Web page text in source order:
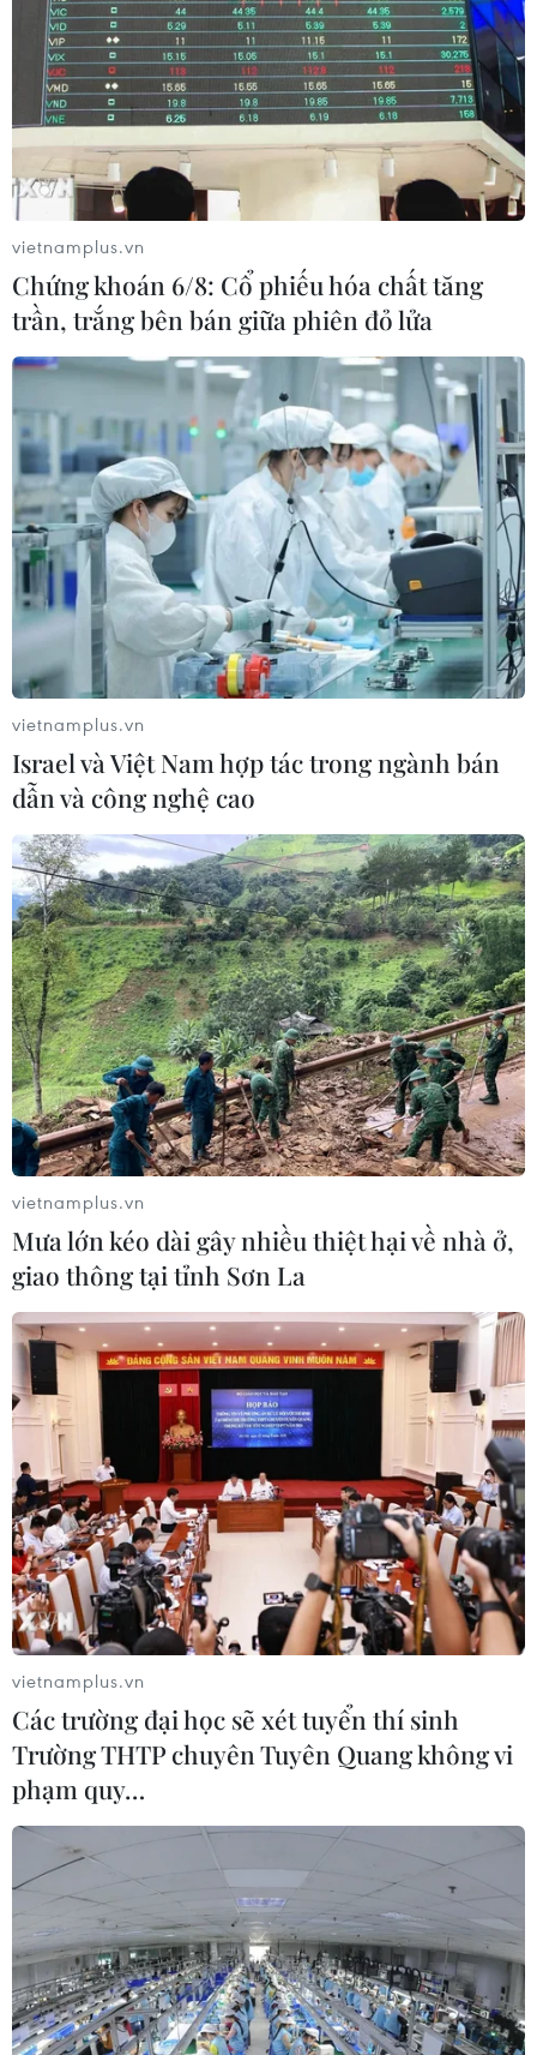
Giờ 8 mẹ con đã có cuộc sống tốt đẹp. (Nguồn: Boredpanda)
(Vietnam+)
#chó Labrador #Bác sỹ thú y
#Chó săn
#Bữa tiệc độc thân
#Tổ chức tiệc cưới Mỹ
Theo dõi VietnamPlus
TIN LIÊN QUAN
Bạn sẽ không tin nổi khi biết sự thật phía
sau bức ảnh gia đình chó
01/10/2016 23:00
Gia đình Ferdinand sống tại Hertfordshire, Anh, đã đăng
tải một bức ảnh chụp gia đình chó đang chung sống
cùng mình, gồm chó bố, chó mẹ, chó con.
Phì cười hình ảnh đáng sợ sau tấm biển
"cẩn thận chó dữ"
02/10/2016 08:02
Đôi khi, bạn nhìn thấy những ngôi nhà, hàng rào với
vietnamplus.vn
Chứng khoán 6/8: Cổ phiếu hóa chất tăng
trần, trắng bên bán giữa phiên đỏ lửa
vietnamplus.vn
Israel và Việt Nam hợp tác trong ngành bán
dẫn và công nghệ cao
vietnamplus.vn
Mưa lớn kéo dài gây nhiều thiệt hại về nhà ở,
giao thông tại tỉnh Sơn La
vietnamplus.vn
Các trường đại học sẽ xét tuyển thí sinh
Trường THTP chuyên Tuyên Quang không vi
phạm quy…